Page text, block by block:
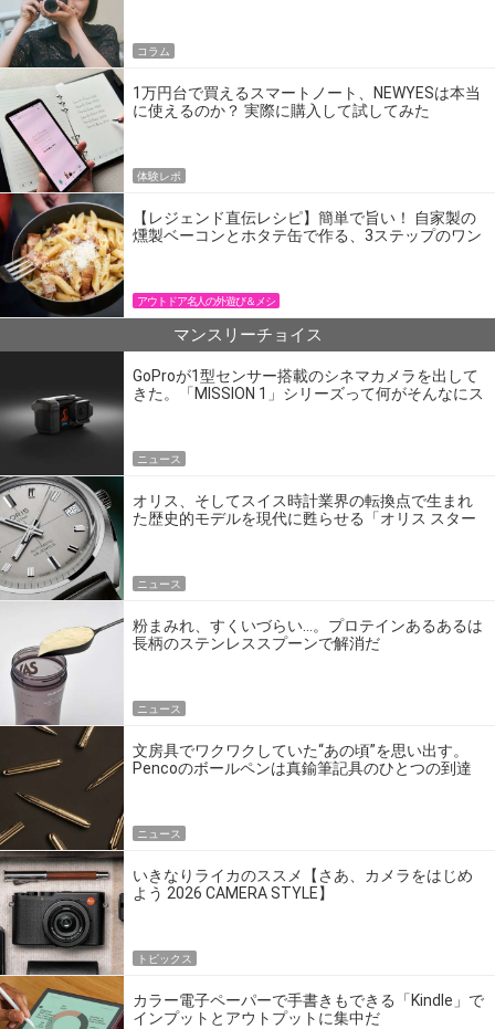
コラム
1万円台で買えるスマートノート、NEWYESは本当
に使えるのか？ 実際に購入して試してみた
体験レポ
【レジェンド直伝レシピ】簡単で旨い！ 自家製の
燻製ベーコンとホタテ缶で作る、3ステップのワン
アウトドア名人の外遊び＆メシ
マンスリーチョイス
GoProが1型センサー搭載のシネマカメラを出して
きた。「MISSION 1」シリーズって何がそんなにス
ニュース
オリス、そしてスイス時計業界の転換点で生まれ
た歴史的モデルを現代に甦らせる「オリス スター
ニュース
粉まみれ、すくいづらい…。プロテインあるあるは
長柄のステンレススプーンで解消だ
ニュース
文房具でワクワクしていた“あの頃”を思い出す。
Pencoのボールペンは真鍮筆記具のひとつの到達
ニュース
いきなりライカのススメ【さあ、カメラをはじめ
よう 2026 CAMERA STYLE】
トピックス
カラー電子ペーパーで手書きもできる「Kindle」で
インプットとアウトプットに集中だ